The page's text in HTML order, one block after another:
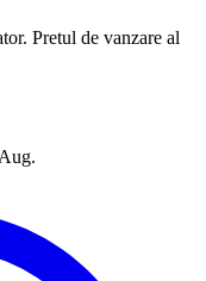
Pretul de vanzare al